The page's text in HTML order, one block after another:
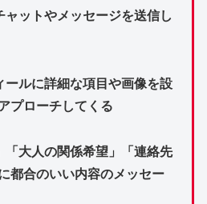
ットやメッセージを送信し
ールに詳細な項目や画像を設
プローチしてくる
「大人の関係希望」「連絡先
都合のいい内容のメッセー